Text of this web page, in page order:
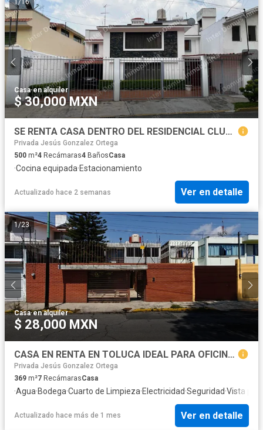
1 /16
Casa·en alquiler
$ 30,000 MXN
SE RENTA CASA DENTRO DEL RESIDENCIAL CLUB DE GOLF SAN CARLOS, METEPEC. 4 recámaras c/u con baño, se aceptan mascotas.
Privada Jesús Gonzalez Ortega
500 m²4 Recámaras4 BañosCasa
·Cocina equipada·Estacionamiento
Actualizado hace 2 semanas Ver en detalle
1/23
Casa·en alquiler
$ 28,000 MXN
CASA EN RENTA EN TOLUCA IDEAL PARA OFICINAS
Privada Jesús Gonzalez Ortega
369 m²7 RecámarasCasa
·Agua·Bodega·Cuarto de Limpieza·Electricidad·Seguridad·Vista
Actualizado hace más de 1 mes Ver en detalle